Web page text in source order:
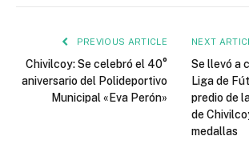
PREVIOUS ARTICLE
Chivilcoy: Se celebró el 40°
aniversario del Polideportivo
Municipal «Eva Perón»
NEXT
Se llevó a
Liga de
predio de
de
medallas